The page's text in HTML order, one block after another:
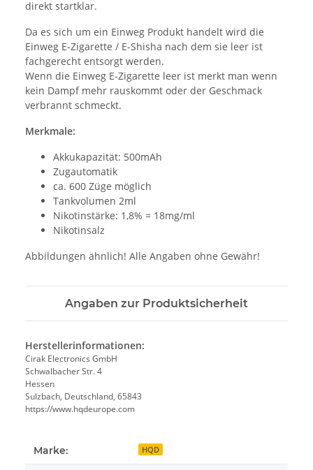
direkt startklar.
Da es sich um ein Einweg Produkt handelt wird die
Einweg E-Zigarette / E-Shisha nach dem sie leer ist
fachgerecht entsorgt werden.
Wenn die Einweg E-Zigarette leer ist merkt man wenn
kein Dampf mehr rauskommt oder der Geschmack
verbrannt schmeckt.
Merkmale:
Akkukapazität: 500mAh
Zugautomatik
ca. 600 Züge möglich
Tankvolumen 2ml
Nikotinstärke: 1,8% = 18mg/ml
Nikotinsalz
Abbildungen ähnlich! Alle Angaben ohne Gewähr!
Angaben zur Produktsicherheit
Herstellerinformationen:
Cirak Electronics GmbH
Schwalbacher Str. 4
Hessen
Sulzbach, Deutschland, 65843
https://www.hqdeurope.com
Marke: HQD